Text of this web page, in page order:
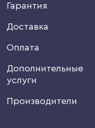
Гарантия
Доставка
Оплата
Дополнительные
услуги
Производители